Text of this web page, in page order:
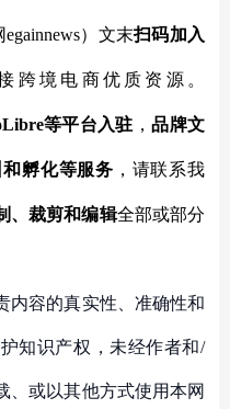
）文末扫码加 入
跨境电商优质资源。
等平台入驻 ，品牌文
孵化等服务 ，请联系我
、裁剪和编辑全部或部分
内容的真实性、准确性和
知识产权，未经作者和/
、或以其他方式使用本网